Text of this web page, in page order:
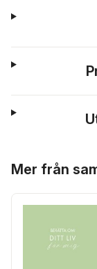
Mer från